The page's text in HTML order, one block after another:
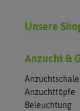
Unsere
Anzucht &
Anzuchttöpfe
Beleuchtung